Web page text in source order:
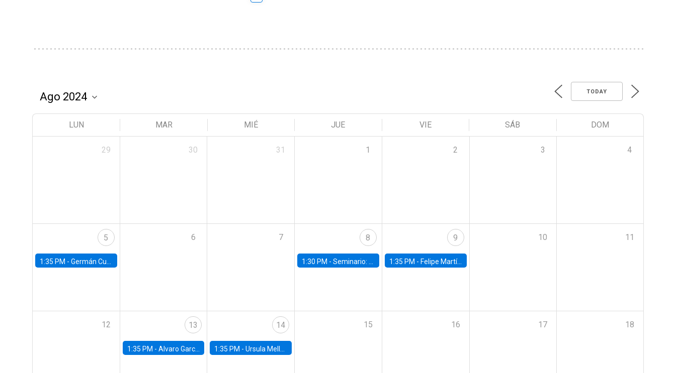
TODAY
LUN MAR MIÉ JUE VIE SÁB DOM
29 30 31 1 2 3 4
5
1:35 PM - Germán Cubas, University of Houston
6 7 8
1:30 PM -Seminario: “Recuperando la humanidad para progresar en la era de la IA»
9
1:35 PM - Felipe Martínez, alumno Doctorado en Economía UC
10 11
12 13
1:35 PM - Alvaro Garcia-Marin, Universidad de Los Andes
14
1:35 PM -Ursula Mello, Insper - Institute of Education and Research
15 16 17 18